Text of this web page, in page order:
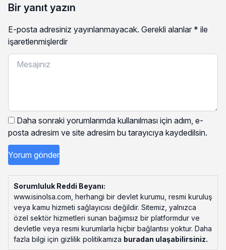
Bir yanıt yazın
E-posta adresiniz yayınlanmayacak. Gerekli alanlar * ile
işaretlenmişlerdir
Daha sonraki yorumlarımda kullanılması için adım, e-
posta adresim ve site adresim bu tarayıcıya kaydedilsin.
Sorumluluk Reddi Beyanı:
www.isinolsa.com, herhangi bir devlet kurumu, resmi kuruluş
veya kamu hizmeti sağlayıcısı değildir. Sitemiz, yalnızca
özel sektör hizmetleri sunan bağımsız bir platformdur ve
devletle veya resmi kurumlarla hiçbir bağlantısı yoktur. Daha
fazla bilgi için gizlilik politikamıza buradan ulaşabilirsiniz.